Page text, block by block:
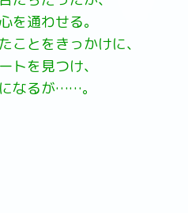
を通わせる。
ことをきっかけに、
トを見つけ、
なるが……。